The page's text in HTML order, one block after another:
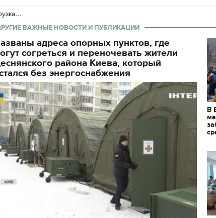
ВАЖНЫЕ НОВОСТИ И ПУБЛИКАЦИИ
адреса опорных пунктов, где
согреться и переночевать жители
района Киева, который
без энергоснабжения
В